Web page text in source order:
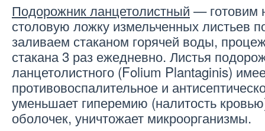
Подорожник ланцетолистный — готовим
столовую ложку измельченных листьев
заливаем стаканом горячей воды,
стакана 3 раз ежедневно. Листья
ланцетолистного (Folium Plantaginis)
противовоспалительное и
уменьшает гиперемию (налитость
оболочек, уничтожает микроорганизмы.